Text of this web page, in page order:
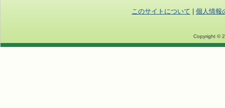
このサイトについて 個人情報
Copyright ©